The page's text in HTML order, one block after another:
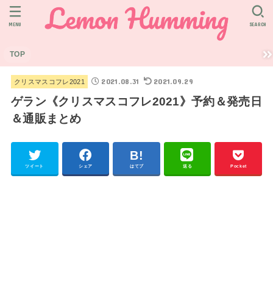
TOP
SEARCH
MENU
クリスマスコフレ2021 2021.08.31 2021.09.29
ゲラン《クリスマスコフレ2021》予約＆発売日
＆通販まとめ
ツイート シェア はてブ 送る Pocket